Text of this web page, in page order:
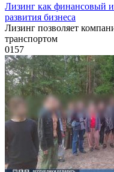
Лизинг как финансовый
развития бизнеса
Лизинг позволяет
транспортом
0157